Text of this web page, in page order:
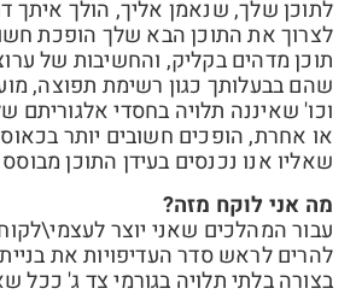
לתוכן שלך, שנאמן אליך, הולך איתך
לצרוך את התוכן הבא שלך הופכת
תוכן מדהים בקליק, והחשיבות של
שהם בבעלותך כגון רשימת תפוצה,
וכו' שאיננה תלויה בחסדי אלגוריתם
או אחרת, הופכים חשובים יותר
שאליו אנו נכנסים בעידן התוכן מבוסס AI.
מה אני לוקח מזה?
עבור המהלכים שאני יוצר
להרים לראש סדר העדיפויות את
בצורה בלתי תלויה בגורמי צד ג' ככל